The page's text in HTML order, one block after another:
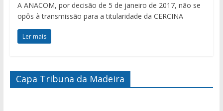
A ANACOM, por decisão de 5 de janeiro de 2017, não se
opôs à transmissão para a titularidade da CERCINA
Ler mais
Capa Tribuna da Madeira